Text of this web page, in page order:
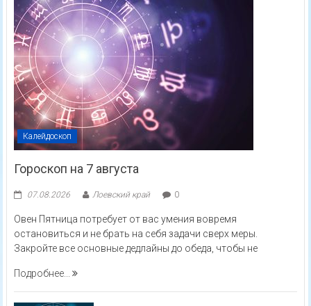
Калейдоскоп
Гороскоп на 7 августа
07.08.2026 Лоевский край 0
Овен Пятница потребует от вас умения вовремя
остановиться и не брать на себя задачи сверх меры.
Закройте все основные дедлайны до обеда, чтобы не
Подробнее...